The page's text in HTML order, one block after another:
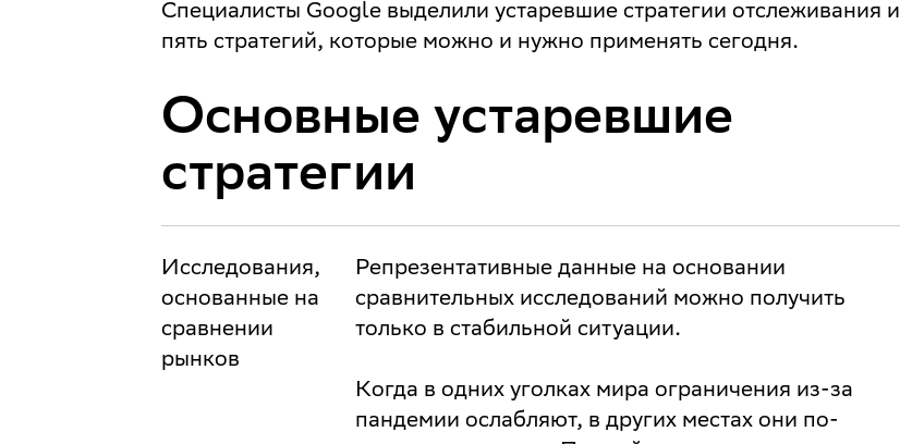
Специалисты Google выделили устаревшие стратегии отслеживания и
пять стратегий, которые можно и нужно применять сегодня.
Основные устаревшие
стратегии
Исследования,
основанные на
сравнении
рынков
Репрезентативные данные на основании
сравнительных исследований можно получить
только в стабильной ситуации.
Когда в одних уголках мира ограничения из-за
пандемии ослабляют, в других местах они по-